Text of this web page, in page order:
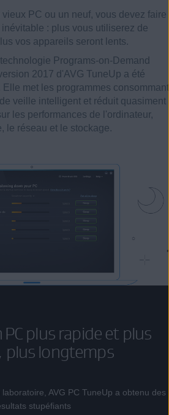
PC ou un neuf, vous devez faire
: plus vous utiliserez de
vos appareils seront lents.
Programs-on-Demand
2017 d'AVG TuneUp a été
met les programmes consommant
veille intelligent et réduit quasiment
les performances de l'ordinateur,
le réseau et le stockage.
plus rapide et plus
plus longtemps
AVG PC TuneUp a obtenu des
stupéfiants